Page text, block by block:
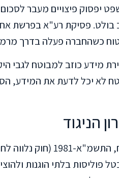
יפסוק פיצויים מעבר
כשהחברה פעלה בדרך
מידע כוזב למבוטח לגבי
לא יכל לדעת את המידע,
הניגוד
חוק הפיקוח על שירותי
פוליסות בלתי הוגנות